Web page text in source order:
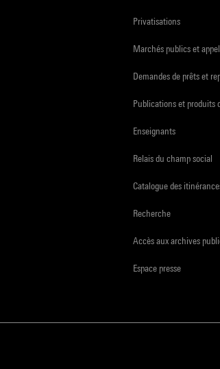
Privatisations
Marchés publics et
Demandes de prêts et
Publications et produits
Enseignants
Relais du champ social
Catalogue des
Recherche
Accès aux archives
Espace presse